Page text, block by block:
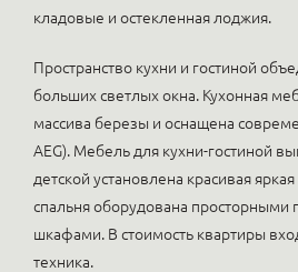
кладовые и остекленная лоджия.
Пространство кухни и гостиной
больших светлых окна. Кухонная
массива березы и оснащена
AEG). Мебель для кухни-гостиной
детской установлена красивая
спальня оборудована просторными
шкафами. В стоимость квартиры
техника.